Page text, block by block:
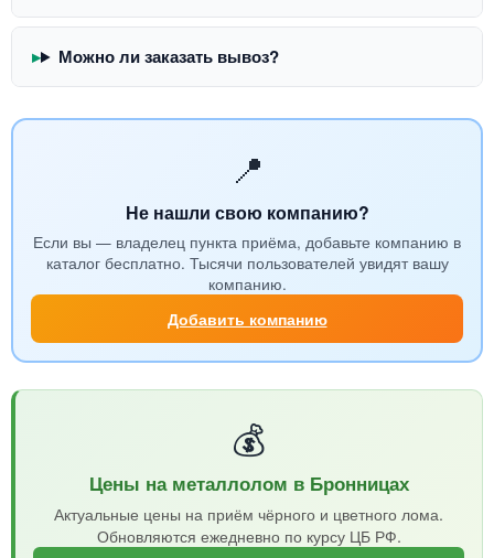
Можно ли заказать вывоз?
📍
Не нашли свою компанию?
Если вы — владелец пункта приёма, добавьте компанию в
каталог бесплатно. Тысячи пользователей увидят вашу
компанию.
Добавить компанию
💰
Цены на металлолом в Бронницах
Актуальные цены на приём чёрного и цветного лома.
Обновляются ежедневно по курсу ЦБ РФ.